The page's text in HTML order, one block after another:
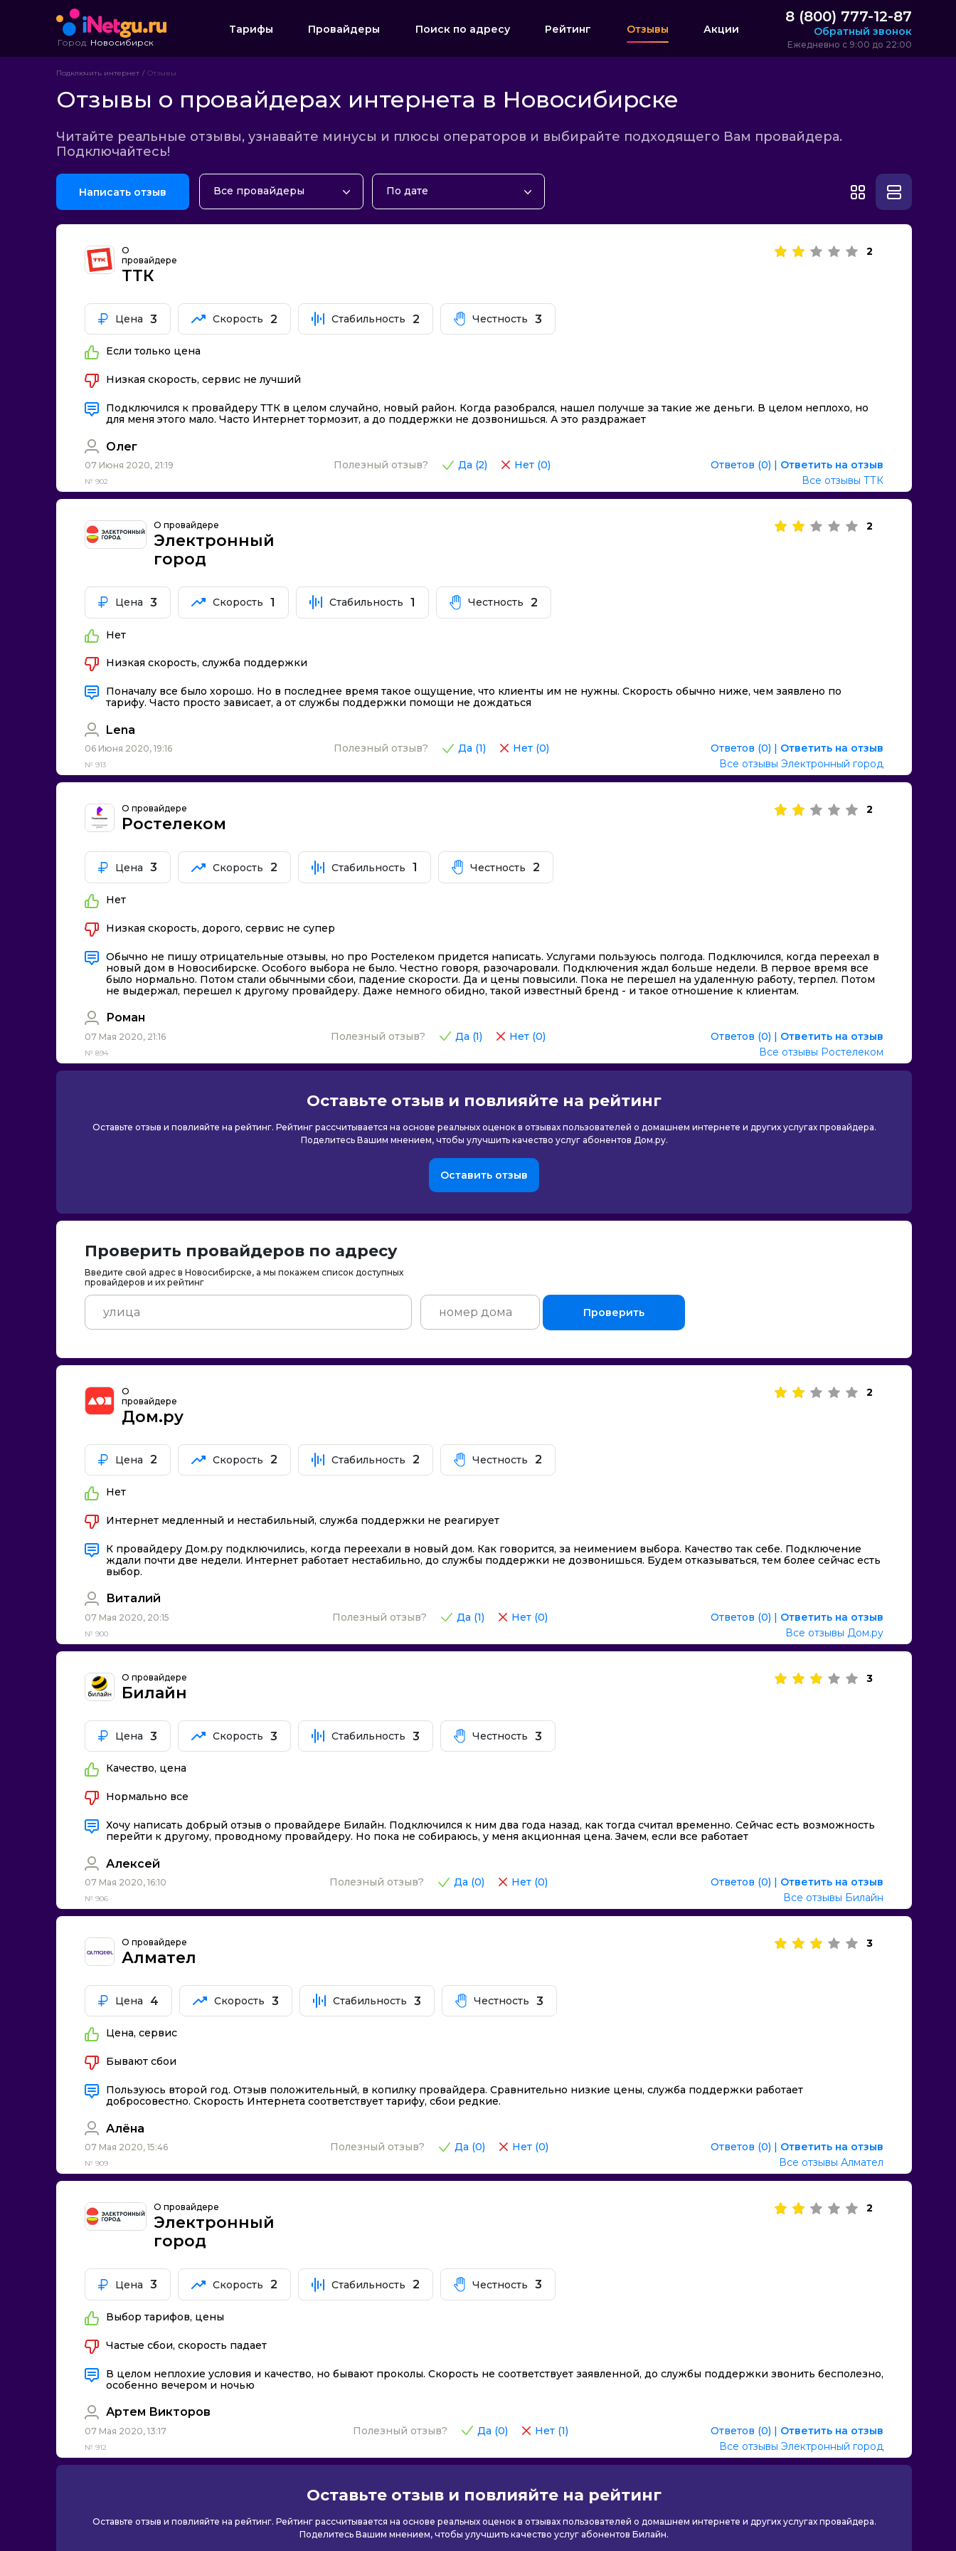
Город: Новосибирск
Тарифы Провайдеры Поиск по адресу Рейтинг Отзывы Акции
8 (800) 777-12-87
Обратный звонок
Ежедневно с 9:00 до 22:00
Подключить интернет Отзывы
Отзывы о провайдерах интернета в Новосибирске
Читайте реальные отзывы, узнавайте минусы и плюсы операторов и выбирайте подходящего Вам провайдера.
Подключайтесь!
Написать отзыв Все провайдеры
Сибирские Сети
Авантел
Электронный город
ЛВС
По дате
Все отзывы ТТК
№ 902
О
провайдере
ТТК
2
Цена 3 Скорость 2 Стабильность 2 Честность 3
Если только цена
Низкая скорость, сервис не лучший
Подключился к провайдеру ТТК в целом случайно, новый район. Когда разобрался, нашел получше за такие же деньги. В целом неплохо, но
для меня этого мало. Часто Интернет тормозит, а до поддержки не дозвонишься. А это раздражает
Олег
07 Июня 2020, 21:19 Полезный отзыв? Да (2) Нет (0) Ответов (0) | Ответить на отзыв
Все отзывы Электронный город
№ 913
О провайдере
Электронный
город
2
Цена 3 Скорость 1 Стабильность 1 Честность 2
Нет
Низкая скорость, служба поддержки
Поначалу все было хорошо. Но в последнее время такое ощущение, что клиенты им не нужны. Скорость обычно ниже, чем заявлено по
тарифу. Часто просто зависает, а от службы поддержки помощи не дождаться
Lena
06 Июня 2020, 19:16 Полезный отзыв? Да (1) Нет (0) Ответов (0) Ответить на отзыв
Все отзывы Ростелеком
№ 894
О провайдере
Ростелеком
2
Цена 3 Скорость 2 Стабильность 1 Честность 2
Нет
Низкая скорость, дорого, сервис не супер
Обычно не пишу отрицательные отзывы, но про Ростелеком придется написать. Услугами пользуюсь полгода. Подключился, когда переехал в
новый дом в Новосибирске. Особого выбора не было. Честно говоря, разочаровали. Подключения ждал больше недели. В первое время все
было нормально. Потом стали обычными сбои, падение скорости. Да и цены повысили. Пока не перешел на удаленную работу, терпел. Потом
не выдержал, перешел к другому провайдеру. Даже немного обидно, такой известный бренд - и такое отношение к клиентам.
Роман
07 Мая 2020, 21:16 Полезный отзыв? Да (1) Нет (0) Ответов (0) | Ответить на отзыв
Оставьте отзыв и повлияйте на рейтинг
Оставьте отзыв и повлияйте на рейтинг. Рейтинг рассчитывается на основе реальных оценок в отзывах пользователей о домашнем интернете и других услугах провайдера.
Поделитесь Вашим мнением, чтобы улучшить качество услуг абонентов Дом.ру.
Оставить отзыв
Проверить провайдеров по адресу
Введите свой адрес в Новосибирске, а мы покажем список доступных
провайдеров и их рейтинг
Проверить
Все отзывы Дом.ру
№ 900
О
провайдере
Дом.ру
2
Цена 2 Скорость 2 Стабильность 2 Честность 2
Нет
Интернет медленный и нестабильный, служба поддержки не реагирует
К провайдеру Дом.ру подключились, когда переехали в новый дом. Как говорится, за неимением выбора. Качество так себе. Подключение
ждали почти две недели. Интернет работает нестабильно, до службы поддержки не дозвонишься. Будем отказываться, тем более сейчас есть
выбор.
Виталий
07 Мая 2020, 20:15 Полезный отзыв? Да (1) Нет (0) Ответов (0) | Ответить на отзыв
Все отзывы Билайн
№ 906
О провайдере
Билайн
3
Цена 3 Скорость 3 Стабильность 3 Честность 3
Качество, цена
Нормально все
Хочу написать добрый отзыв о провайдере Билайн. Подключился к ним два года назад, как тогда считал временно. Сейчас есть возможность
перейти к другому, проводному провайдеру. Но пока не собираюсь, у меня акционная цена. Зачем, если все работает
Алексей
07 Мая 2020, 16:10 Полезный отзыв? Да (0) Нет (0) Ответов (0) | Ответить на отзыв
Все отзывы Алмател
№ 909
О провайдере
Алмател
3
Цена 4 Скорость 3 Стабильность 3 Честность 3
Цена, сервис
Бывают сбои
Пользуюсь второй год. Отзыв положительный, в копилку провайдера. Сравнительно низкие цены, служба поддержки работает
добросовестно. Скорость Интернета соответствует тарифу, сбои редкие.
Алёна
07 Мая 2020, 15:46 Полезный отзыв? Да (0) Нет (0) Ответов (0) Ответить на отзыв
Все отзывы Электронный город
№ 912
О провайдере
Электронный
город
2
Цена 3 Скорость 2 Стабильность 2 Честность 3
Выбор тарифов, цены
Частые сбои, скорость падает
В целом неплохие условия и качество, но бывают проколы. Скорость не соответствует заявленной, до службы поддержки звонить бесполезно,
особенно вечером и ночью
Артем Викторов
07 Мая 2020, 13:17 Полезный отзыв? Да (0) Нет (1) Ответов (0) | Ответить на отзыв
Оставьте отзыв и повлияйте на рейтинг
Оставьте отзыв и повлияйте на рейтинг. Рейтинг рассчитывается на основе реальных оценок в отзывах пользователей о домашнем интернете и других услугах провайдера.
Поделитесь Вашим мнением, чтобы улучшить качество услуг абонентов Билайн.